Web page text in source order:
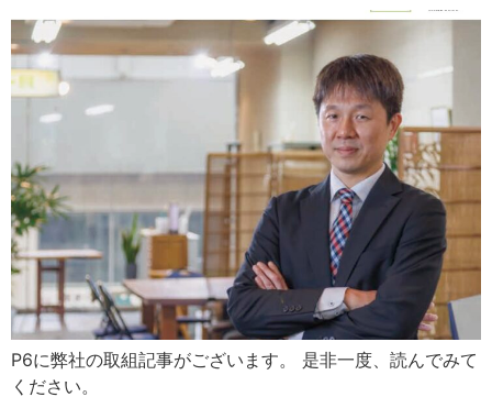
P6に弊社の取組記事がございます。 是非一度、読んでみて
ください。